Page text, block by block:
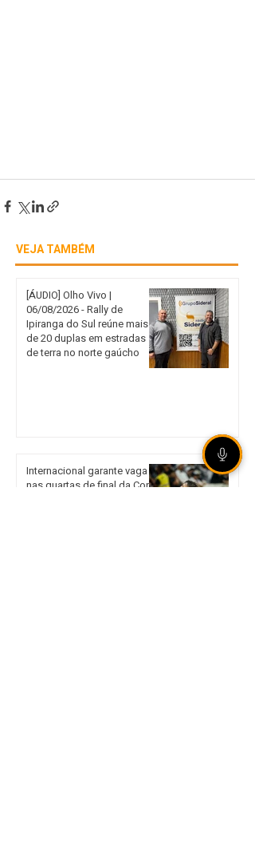
VEJA TAMBÉM
[ÁUDIO] Olho Vivo |
06/08/2026 - Rally de
Ipiranga do Sul reúne mais
de 20 duplas em estradas
de terra no norte gaúcho
Internacional garante vaga
nas quartas de final da Copa